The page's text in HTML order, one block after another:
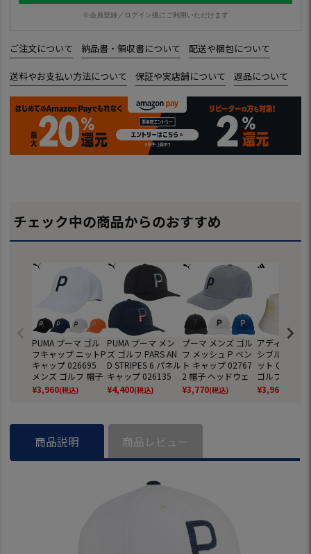
※会員登録／ログイン後にご利用いただけます
ご注文について 納品書・領収書について 配送や梱包について
送料やお支払い方法について 保証や実店舗について 返品について
チェック中の商品からのおすすめ
PUMA プーマ ゴル
フキャップ ニットP
キャップ 026695
メンズ ゴルフ 帽子
2025春夏モデル 日
本正規品
¥3,960(税込)
PUMA プーマ メン
ズ ゴルフ PARS AN
D STRIPES 6 パネル
キャップ 026135
ゴルフキャップ 帽
子 2025春夏モデル
¥4,400(税込)
プーマ メンズ ゴル
フ メッシュ P ベン
ト キャップ 02767
2 帽子 ヘッドウェ
ア 2026春夏モデル
PUMA 日本正規品
¥3,770(税込)
アディダス リ
シブル バケ
ット QB372
ゴルフキャッ
子 2026春夏
adidas 日本
¥3,960
商品説明 商品レビュー